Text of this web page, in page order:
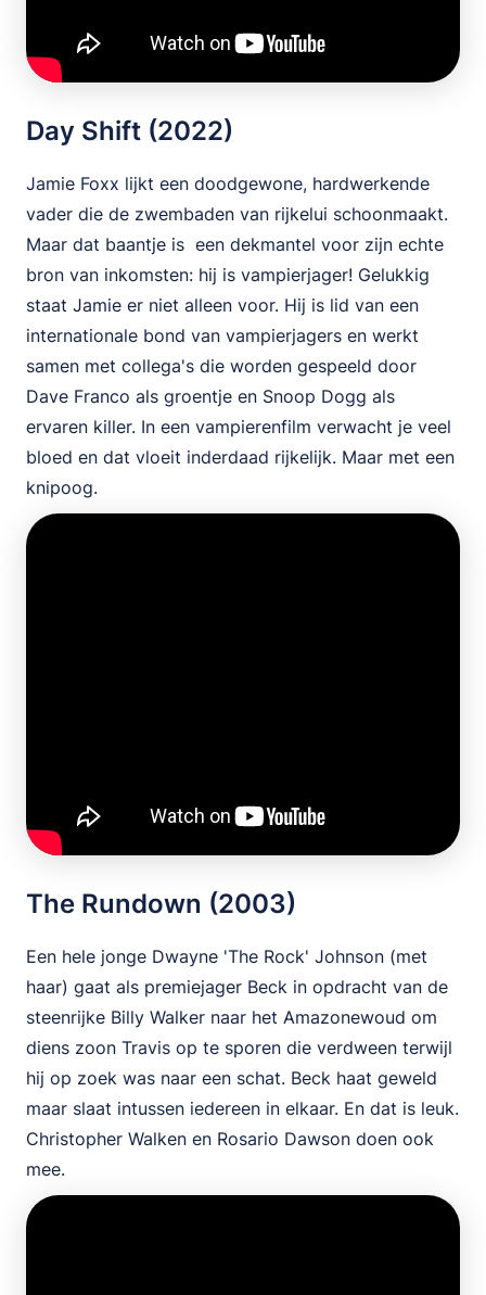
Day Shift (2022)
Jamie Foxx lijkt een doodgewone, hardwerkende
vader die de zwembaden van rijkelui schoonmaakt.
Maar dat baantje is een dekmantel voor zijn echte
bron van inkomsten: hij is vampierjager! Gelukkig
staat Jamie er niet alleen voor. Hij is lid van een
internationale bond van vampierjagers en werkt
samen met collega's die worden gespeeld door
Dave Franco als groentje en Snoop Dogg als
ervaren killer. In een vampierenfilm verwacht je veel
bloed en dat vloeit inderdaad rijkelijk. Maar met een
knipoog.
The Rundown (2003)
Een hele jonge Dwayne 'The Rock' Johnson (met
haar) gaat als premiejager Beck in opdracht van de
steenrijke Billy Walker naar het Amazonewoud om
diens zoon Travis op te sporen die verdween terwijl
hij op zoek was naar een schat. Beck haat geweld
maar slaat intussen iedereen in elkaar. En dat is leuk.
Christopher Walken en Rosario Dawson doen ook
mee.